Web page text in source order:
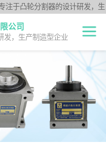
注于凸轮分割器的设计研发，生
提供各种高品质的数控转台第四
中空型DFH系列、平台桌面型
，可按照客户要求，提供非标
公司
发，生产制造型企业